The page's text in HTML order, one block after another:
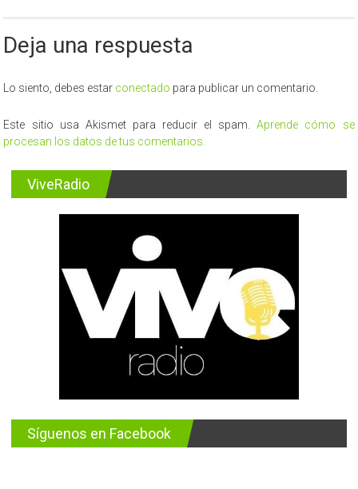
Deja una respuesta
Lo siento, debes estar conectado para publicar un comentario.
Este sitio usa Akismet para reducir el spam.Aprende cómo se
procesan los datos de tus comentarios.
ViveRadio
Síguenos en Facebook